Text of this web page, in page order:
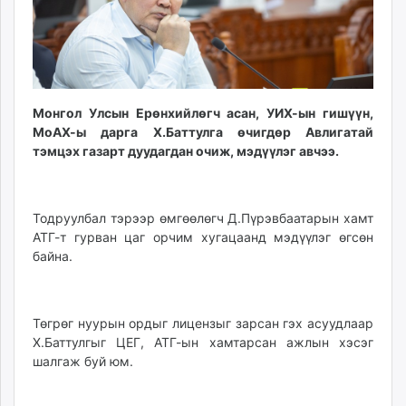
ikon.mn
mnb.mn
Livetv.mn
Eguur.mn
24tsag.mn
shuud.mn
eagle.mn
today.mn
zuv.mn
mminfo.mn
unen.mn
Монгол Улсын Ерөнхийлөгч асан, УИХ-ын гишүүн,
МоАХ-ы дарга Х.Баттулга өчигдөр Авлигатай
тэмцэх газарт дуудагдан очиж, мэдүүлэг авчээ.
Тодруулбал тэрээр өмгөөлөгч Д.Пүрэвбаатарын хамт
АТГ-т гурван цаг орчим хугацаанд мэдүүлэг өгсөн
байна.
Төгрөг нуурын ордыг лицензыг зарсан гэх асуудлаар
Х.Баттулгыг ЦЕГ, АТГ-ын хамтарсан ажлын хэсэг
шалгаж буй юм.